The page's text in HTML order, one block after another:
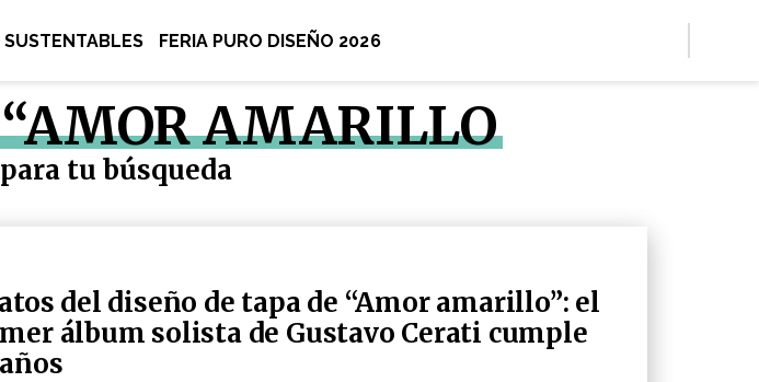
SUSTENTABLES FERIA PURO DISEÑO 2026
AMARILLO
tu búsqueda
del diseño de tapa de “Amor amarillo”: el
álbum solista de Gustavo Cerati cumple